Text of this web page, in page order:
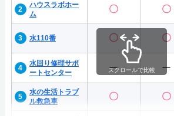
ハウスラボホー
ム
〇 〇
水110番 〇 〇
水回り修理サポ
ートセンター
ー ー
水の生活トラブ
ル救急車
〇 〇
スクロールで比較